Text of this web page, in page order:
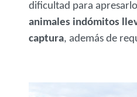
dificultad para
animales indómitos
captura, además de